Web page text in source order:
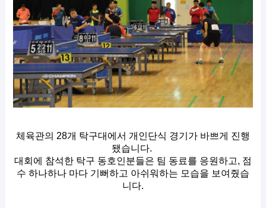
체육관의 28개 탁구대에서 개인단식 경기가 바쁘게 진행
됐습니다.
대회에 참석한 탁구 동호인분들은 팀 동료를 응원하고, 점
수 하나하나 마다 기뻐하고 아쉬워하는 모습을 보여줬습
니다.